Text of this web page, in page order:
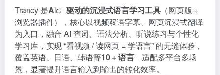
Trancy 是AI 驱动的沉浸式语言学习工具 （网页版 +
浏览器插件），核心以视频双语字幕、网页沉浸式翻译
为入口，融合 AI 查词、语法分析、听说练习与个性化
学习库，实现 “看视频 / 读网页 = 学语言” 的无缝体验，
覆盖英语、日语、韩语等10 + 语言 ，适配多平台多场
景，显著提升语言输入到输出的转化效率。